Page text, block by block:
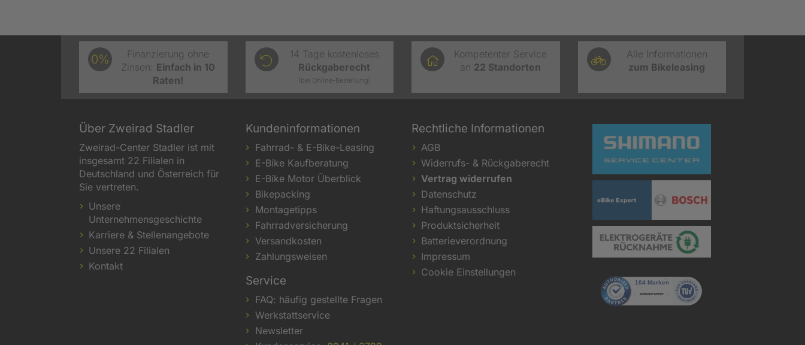
0%
Finanzierung ohne
Zinsen: Einfach in 10
Raten!
14 Tage kostenloses
Rückgaberecht
(bei Online-Bestellung)
Kompetenter Service
an 22 Standorten
Alle Informationen
zum Bikeleasing
Über Zweirad Stadler
Zweirad-Center Stadler ist mit
insgesamt 22 Filialen in
Deutschland und Österreich für
Sie vertreten.
Unsere
Unternehmensgeschichte
Karriere & Stellenangebote
Unsere 22 Filialen
Kontakt
Kundeninformationen
Fahrrad- & E-Bike-Leasing
E-Bike Kaufberatung
E-Bike Motor Überblick
Bikepacking
Montagetipps
Fahrradversicherung
Versandkosten
Zahlungsweisen
Service
FAQ: häufig gestellte Fragen
Werkstattservice
Newsletter
Rechtliche Informationen
AGB
Widerrufs- & Rückgaberecht
Vertrag widerrufen
Datenschutz
Haftungsausschluss
Produktsicherheit
Batterieverordnung
Impressum
Cookie Einstellungen